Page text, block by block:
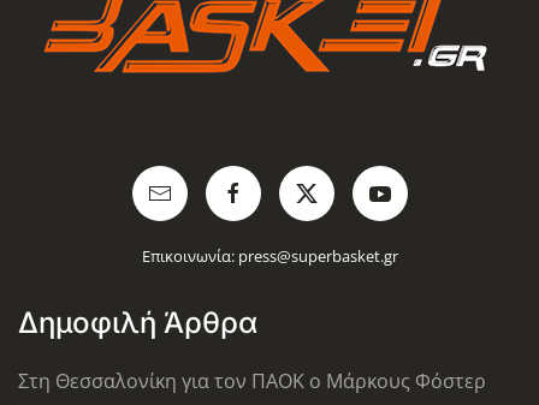
Επικοινωνία: press@superbasket.gr
Δημοφιλή Άρθρα
Στη Θεσσαλονίκη για τον ΠΑΟΚ ο Μάρκους Φόστερ